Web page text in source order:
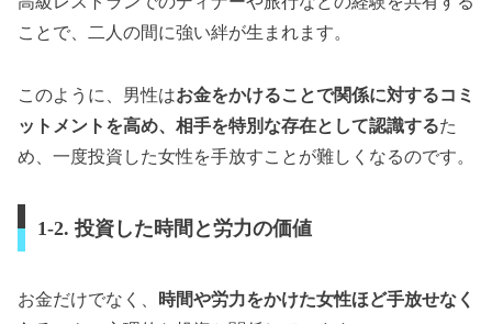
ことで、二人の間に強い絆が生まれます。
このように、男性はお金をかけることで関係に対するコミ
ットメントを高め、相手を特別な存在として認識するた
め、一度投資した女性を手放すことが難しくなるのです。
1-2. 投資した時間と労力の価値
お金だけでなく、
時間や労力をかけた女性ほど手放せなく